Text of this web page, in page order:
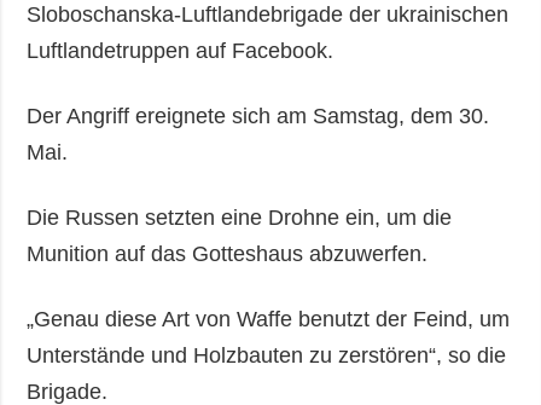
Sloboschanska-Luftlandebrigade der ukrainischen
Luftlandetruppen auf Facebook.
Der Angriff ereignete sich am Samstag, dem 30.
Mai.
Die Russen setzten eine Drohne ein, um die
Munition auf das Gotteshaus abzuwerfen.
„Genau diese Art von Waffe benutzt der Feind, um
Unterstände und Holzbauten zu zerstören“, so die
Brigade.